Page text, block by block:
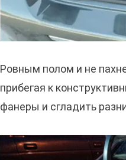
Ровным полом и не
прибегая к
фанеры и сгладить